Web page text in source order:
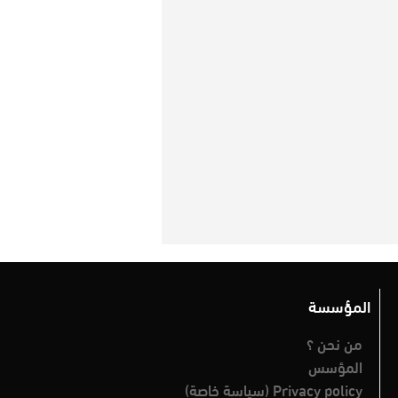
المؤسسة
من نحن ؟
المؤسس
Privacy policy (سياسة خاصة)